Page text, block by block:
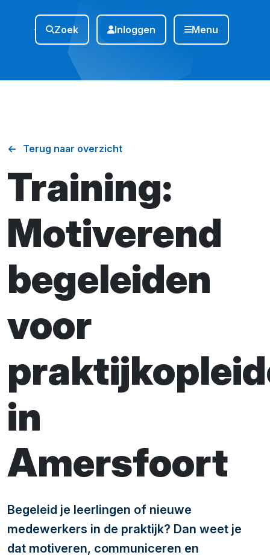
Zoek Inloggen Menu
Terug naar overzicht
Training:
Motiverend
begeleiden
voor
in
Amersfoort
Begeleid je leerlingen of nieuwe
medewerkers in de praktijk? Dan weet je
dat motiveren, communiceren en